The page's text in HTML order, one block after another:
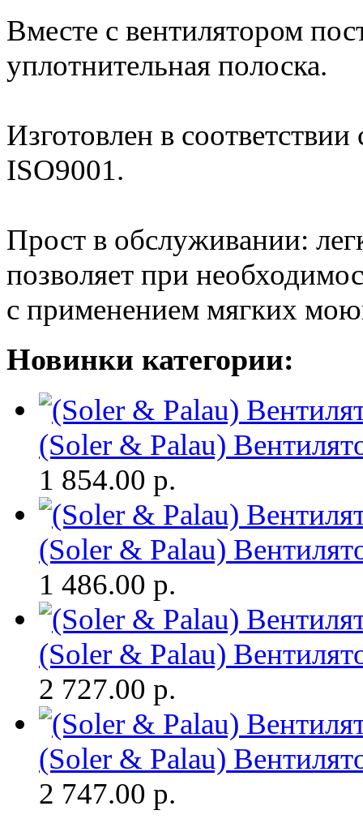
Вместе с вентилятором
уплотнительная полоска.
Изготовлен в
ISO9001.
Прост в обслуживании:
позволяет при
с применением мягких
Новинки категории:
(Soler & Palau)
1 854.00 р.
(Soler & Palau)
1 486.00 р.
(Soler & Palau)
2 727.00 р.
(Soler & Palau)
2 747.00 р.